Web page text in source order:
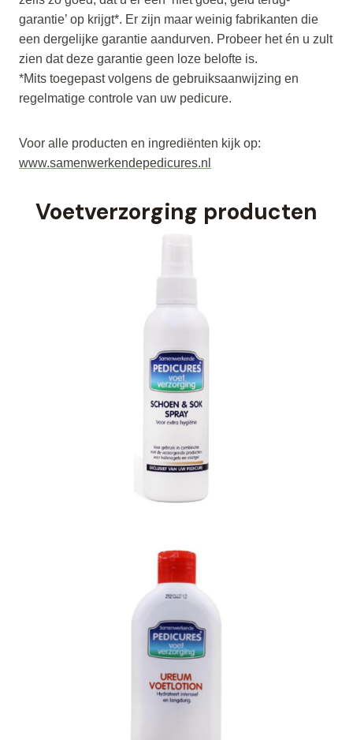
garantie’ op krijgt*. Er zijn maar weinig fabrikanten die
een dergelijke garantie aandurven. Probeer het én u zult
zien dat deze garantie geen loze belofte is.
*Mits toegepast volgens de gebruiksaanwijzing en
regelmatige controle van uw pedicure.
Voor alle producten en ingrediënten kijk op:
www.samenwerkendepedicures.nl
Voetverzorging producten